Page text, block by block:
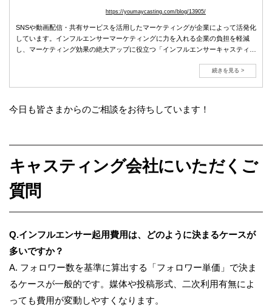
https://youmaycasting.com/blog/13905/
SNSや動画配信・共有サービスを活用したマーケティングが企業によって活発化
しています。インフルエンサーマーケティングに力を入れる企業の負担を軽減
し、マーケティング効果の絶大アップに役立つ「インフルエンサーキャスティン
続きを見る >
今日も皆さまからのご相談をお待ちしています！
キャスティング会社にいただくご
質問
Q.インフルエンサー起用費用は、どのように決まるケースが
多いですか？
A. フォロワー数を基準に算出する「フォロワー単価」で決ま
るケースが一般的です。媒体や投稿形式、二次利用有無によ
っても費用が変動しやすくなります。